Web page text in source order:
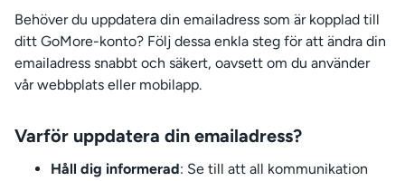
Behöver du uppdatera din emailadress som är kopplad till
ditt GoMore-konto? Följ dessa enkla steg för att ändra din
emailadress snabbt och säkert, oavsett om du använder
vår webbplats eller mobilapp.
Varför uppdatera din emailadress?
Håll dig informerad: Se till att all kommunikation